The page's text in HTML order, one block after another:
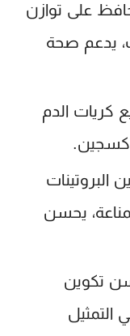
على توازن
يدعم صحة
كريات الدم
البروتينات
يحسن
تكوين
التمثيل